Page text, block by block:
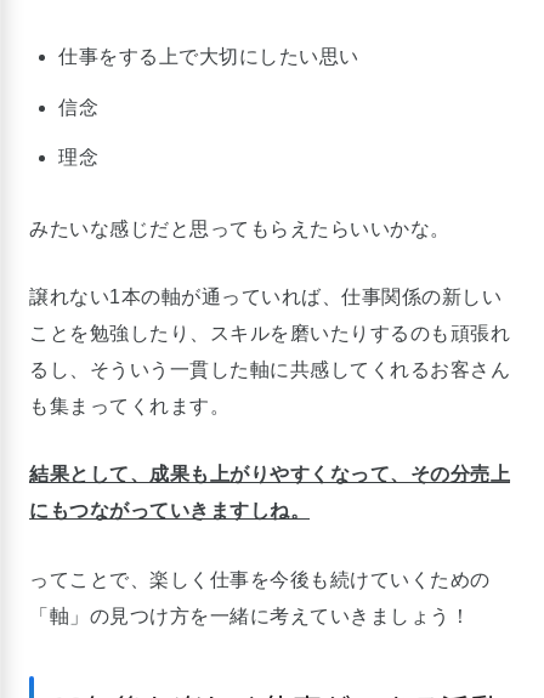
仕事をする上で大切にしたい思い
信念
理念
みたいな感じだと思ってもらえたらいいかな。
譲れない1本の軸が通っていれば、仕事関係の新しい
ことを勉強したり、スキルを磨いたりするのも頑張れ
るし、そういう一貫した軸に共感してくれるお客さん
も集まってくれます。
結果として、成果も上がりやすくなって、その分売上
にもつながっていきますしね。
ってことで、楽しく仕事を今後も続けていくための
「軸」の見つけ方を一緒に考えていきましょう！